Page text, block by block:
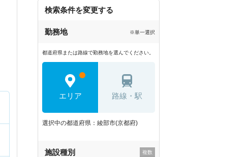
検索条件を変更する
勤務地 ※単一選択
都道府県または路線で勤務地を選んでください。
エリア 路線・駅
選択中の都道府県：綾部市(京都府)
施設種別